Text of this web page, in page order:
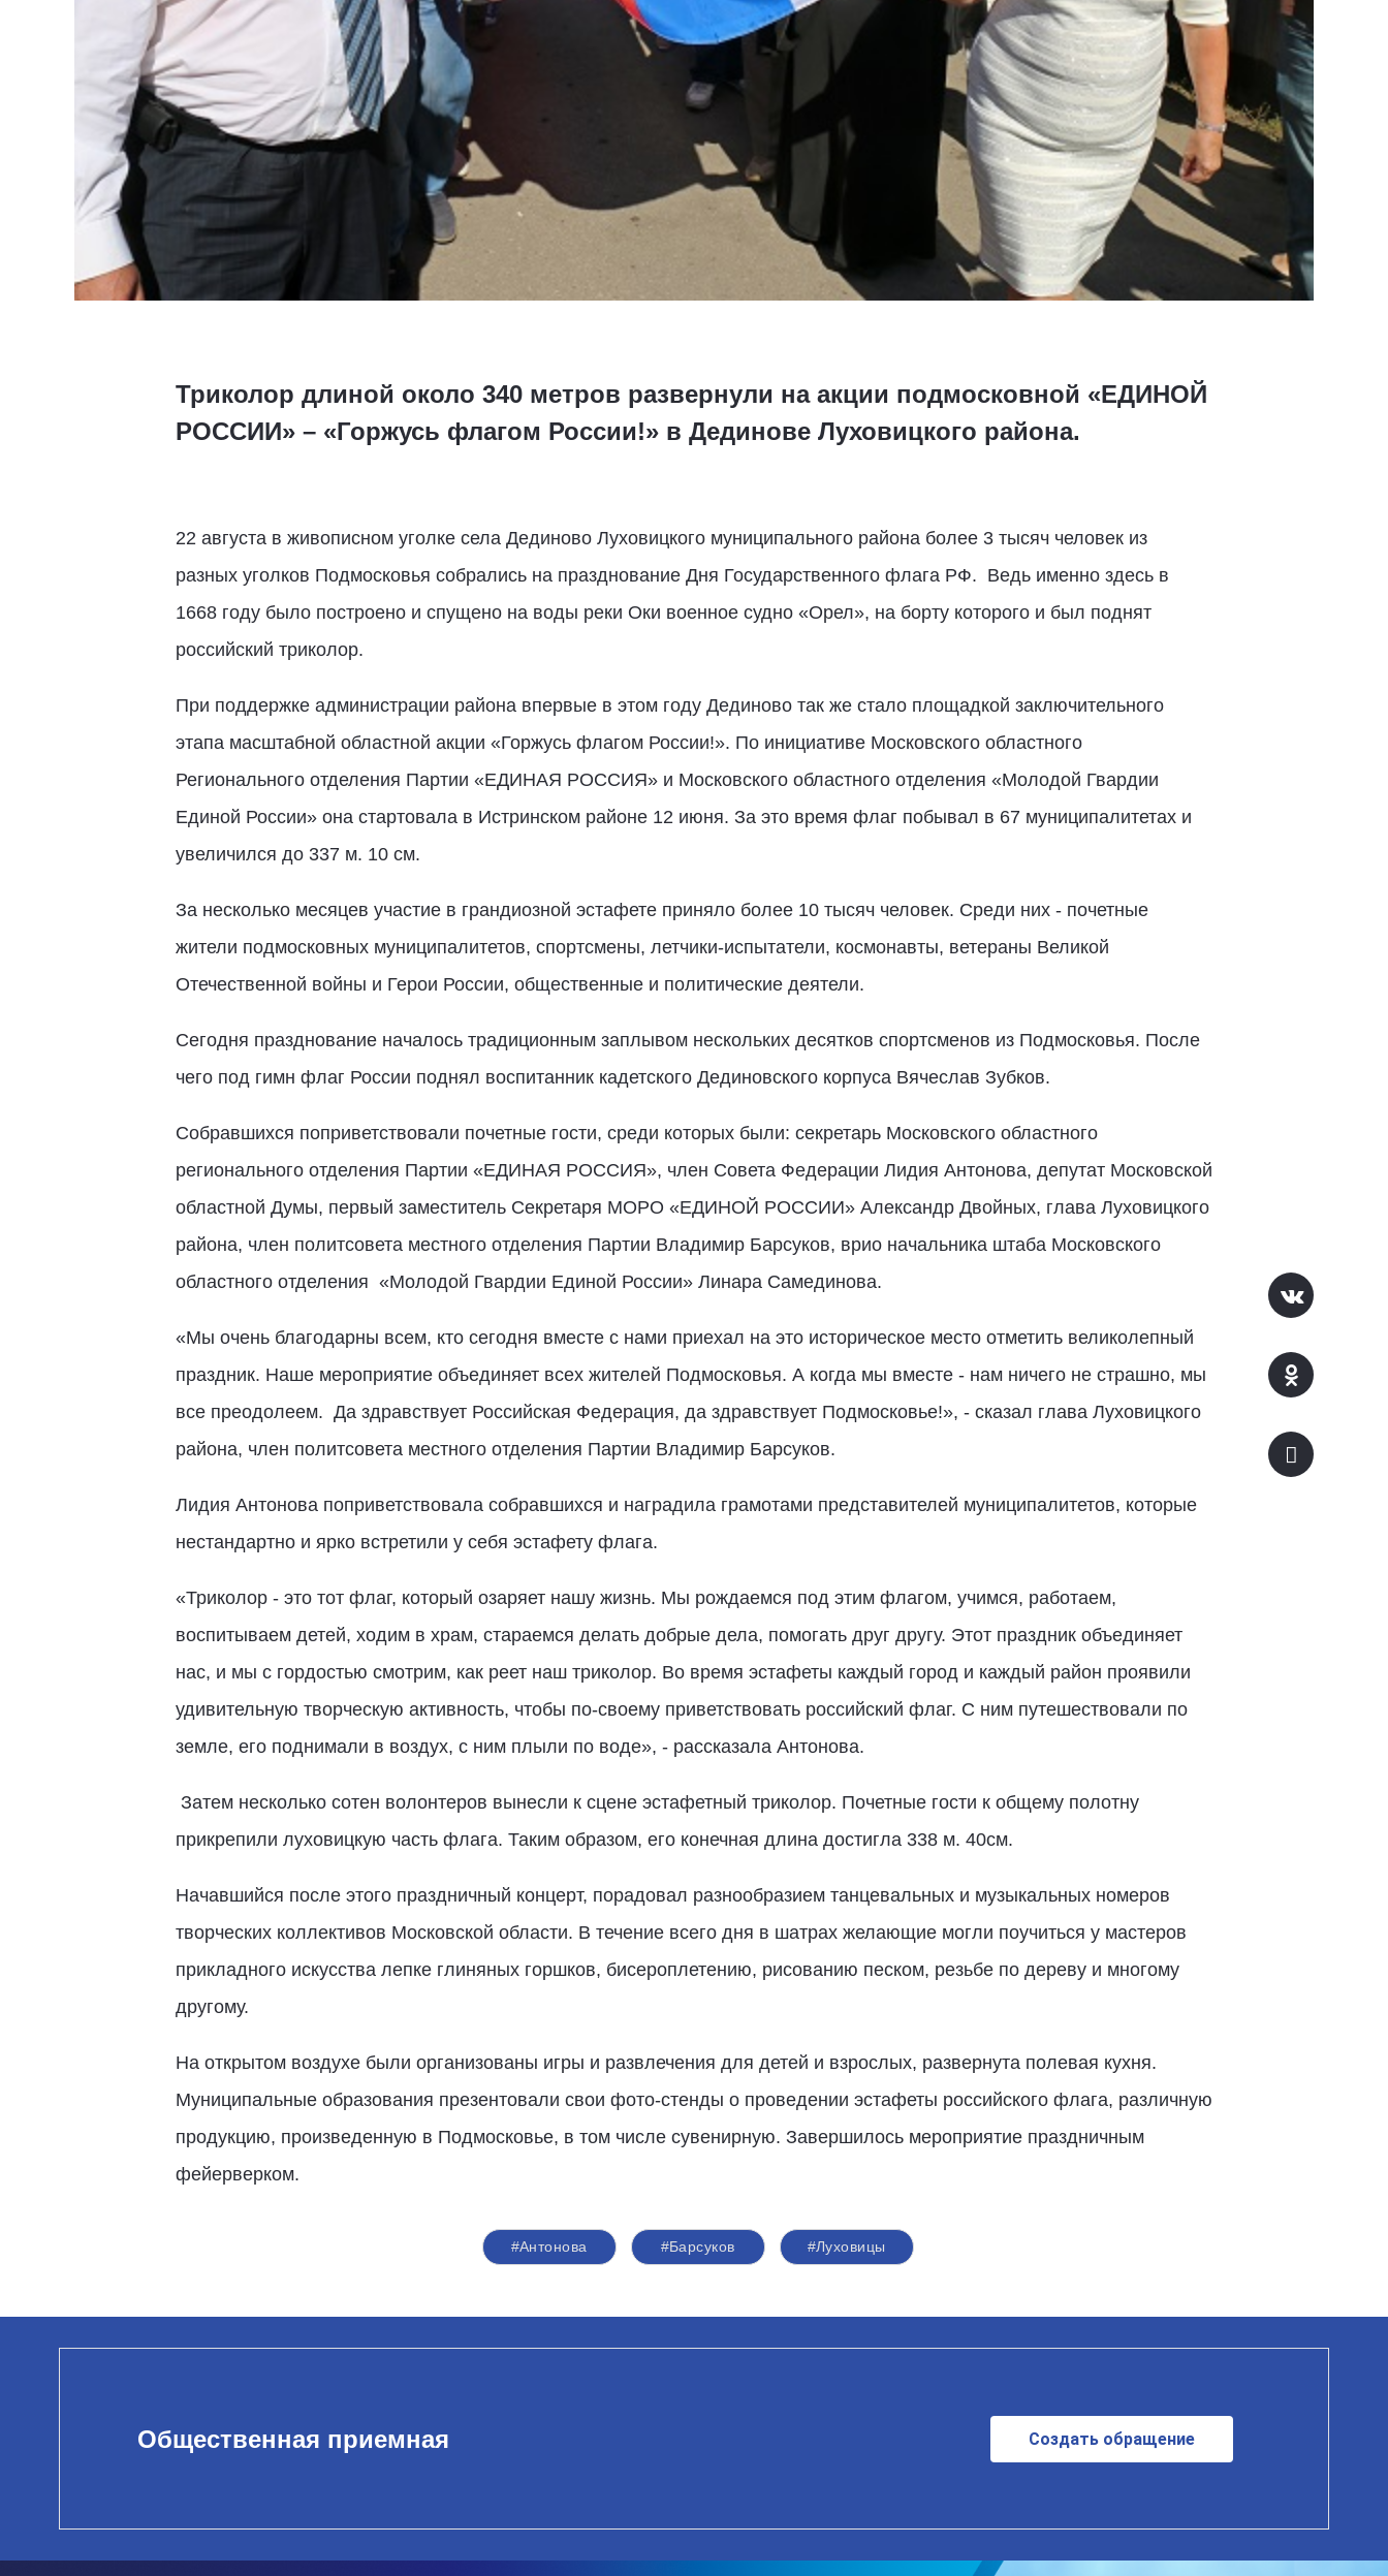
Триколор длиной около 340 метров развернули на акции подмосковной «ЕДИНОЙ
РОССИИ» – «Горжусь флагом России!» в Дединове Луховицкого района.
22 августа в живописном уголке села Дединово Луховицкого муниципального района более 3 тысяч человек из
разных уголков Подмосковья собрались на празднование Дня Государственного флага РФ. Ведь именно здесь в
1668 году было построено и спущено на воды реки Оки военное судно «Орел», на борту которого и был поднят
российский триколор.
При поддержке администрации района впервые в этом году Дединово так же стало площадкой заключительного
этапа масштабной областной акции «Горжусь флагом России!». По инициативе Московского областного
Регионального отделения Партии «ЕДИНАЯ РОССИЯ» и Московского областного отделения «Молодой Гвардии
Единой России» она стартовала в Истринском районе 12 июня. За это время флаг побывал в 67 муниципалитетах и
увеличился до 337 м. 10 см.
За несколько месяцев участие в грандиозной эстафете приняло более 10 тысяч человек. Среди них - почетные
жители подмосковных муниципалитетов, спортсмены, летчики-испытатели, космонавты, ветераны Великой
Отечественной войны и Герои России, общественные и политические деятели.
Сегодня празднование началось традиционным заплывом нескольких десятков спортсменов из Подмосковья. После
чего под гимн флаг России поднял воспитанник кадетского Дединовского корпуса Вячеслав Зубков.
Собравшихся поприветствовали почетные гости, среди которых были: секретарь Московского областного
регионального отделения Партии «ЕДИНАЯ РОССИЯ», член Совета Федерации Лидия Антонова, депутат Московской
областной Думы, первый заместитель Секретаря МОРО «ЕДИНОЙ РОССИИ» Александр Двойных, глава Луховицкого
района, член политсовета местного отделения Партии Владимир Барсуков, врио начальника штаба Московского
областного отделения «Молодой Гвардии Единой России» Линара Самединова.
«Мы очень благодарны всем, кто сегодня вместе с нами приехал на это историческое место отметить великолепный
праздник. Наше мероприятие объединяет всех жителей Подмосковья. А когда мы вместе - нам ничего не страшно, мы
все преодолеем. Да здравствует Российская Федерация, да здравствует Подмосковье!», - сказал глава Луховицкого
района, член политсовета местного отделения Партии Владимир Барсуков.
Лидия Антонова поприветствовала собравшихся и наградила грамотами представителей муниципалитетов, которые
нестандартно и ярко встретили у себя эстафету флага.
«Триколор - это тот флаг, который озаряет нашу жизнь. Мы рождаемся под этим флагом, учимся, работаем,
воспитываем детей, ходим в храм, стараемся делать добрые дела, помогать друг другу. Этот праздник объединяет
нас, и мы с гордостью смотрим, как реет наш триколор. Во время эстафеты каждый город и каждый район проявили
удивительную творческую активность, чтобы по-своему приветствовать российский флаг. С ним путешествовали по
земле, его поднимали в воздух, с ним плыли по воде», - рассказала Антонова.
Затем несколько сотен волонтеров вынесли к сцене эстафетный триколор. Почетные гости к общему полотну
прикрепили луховицкую часть флага. Таким образом, его конечная длина достигла 338 м. 40см.
Начавшийся после этого праздничный концерт, порадовал разнообразием танцевальных и музыкальных номеров
творческих коллективов Московской области. В течение всего дня в шатрах желающие могли поучиться у мастеров
прикладного искусства лепке глиняных горшков, бисероплетению, рисованию песком, резьбе по дереву и многому
другому.
На открытом воздухе были организованы игры и развлечения для детей и взрослых, развернута полевая кухня.
Муниципальные образования презентовали свои фото-стенды о проведении эстафеты российского флага, различную
продукцию, произведенную в Подмосковье, в том числе сувенирную. Завершилось мероприятие праздничным
фейерверком.
#Антонова #Барсуков #Луховицы
Общественная приемная Создать обращение